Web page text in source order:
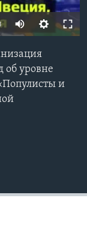
об уровне
и